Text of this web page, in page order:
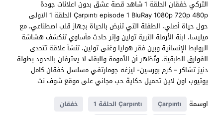
التركي خفقان الحلقة 1 شاهد قصة عشق بدون اعلانات جودة
Çarpıntı episode 1 BluRay 1080p 720p 480p الحلقة 1 الاولى
حول حياة أصلي، الطفلة التي تنبض بالحياة بجهاز قلب اصطناعي، مع
ميليسا، ابنة الأرملة الثرية تولين وإثر حادث مأساوي تنكشف هشاشة
الروابط الإنسانية وبين فقر هوليا وغنى تولين، تنشأ علاقة تتحدى
الفوارق الطبقية، وتُظهر أن الأمومة والبقاء لا يعترفان بالحدود بطولة
دنيز تشاكر – كرم بورسين- ليزغه جومارتفي مسلسل خفقان كامل
يوتيوب اون لاين تحميل حكاية حب مجاني على موقع شوف نت
اوسمة
Çarpıntı Çarpıntı الحلقة 1
خفقان